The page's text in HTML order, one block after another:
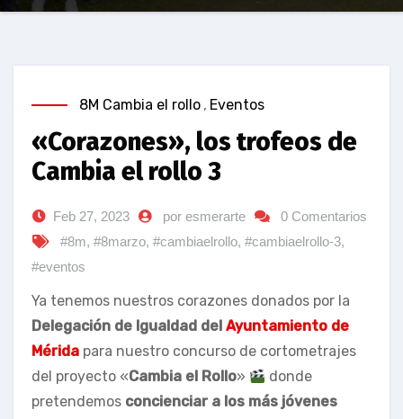
8M Cambia el rollo , Eventos
«Corazones», los trofeos de
Cambia el rollo 3
Feb 27, 2023 por esmerarte
0 Comentarios
#8m, #8marzo, #cambiaelrollo, #cambiaelrollo-3,
#eventos
Ya tenemos nuestros corazones donados por la
Delegación de Igualdad del Ayuntamiento de
Mérida para nuestro concurso de cortometrajes
del proyecto «Cambia el Rollo»
donde
pretendemos concienciar a los más jóvenes